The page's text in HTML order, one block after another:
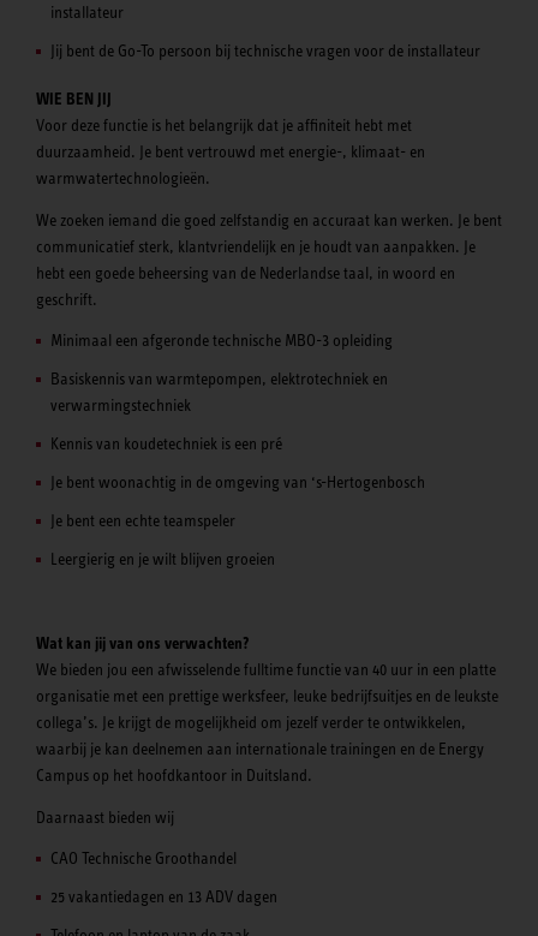
installateur
Jij bent de Go-To persoon bij technische vragen voor de installateur
WIE BEN JIJ
Voor deze functie is het belangrijk dat je affiniteit hebt met
duurzaamheid. Je bent vertrouwd met energie-, klimaat- en
warmwatertechnologieën.
We zoeken iemand die goed zelfstandig en accuraat kan werken. Je bent
communicatief sterk, klantvriendelijk en je houdt van aanpakken. Je
hebt een goede beheersing van de Nederlandse taal, in woord en
geschrift.
Minimaal een afgeronde technische MBO-3 opleiding
Basiskennis van warmtepompen, elektrotechniek en
verwarmingstechniek
Kennis van koudetechniek is een pré
Je bent woonachtig in de omgeving van ‘s-Hertogenbosch
Je bent een echte teamspeler
Leergierig en je wilt blijven groeien
Wat kan jij van ons verwachten?
We bieden jou een afwisselende fulltime functie van 40 uur in een platte
organisatie met een prettige werksfeer, leuke bedrijfsuitjes en de leukste
collega’s. Je krijgt de mogelijkheid om jezelf verder te ontwikkelen,
waarbij je kan deelnemen aan internationale trainingen en de Energy
Campus op het hoofdkantoor in Duitsland.
Daarnaast bieden wij
CAO Technische Groothandel
25 vakantiedagen en 13 ADV dagen